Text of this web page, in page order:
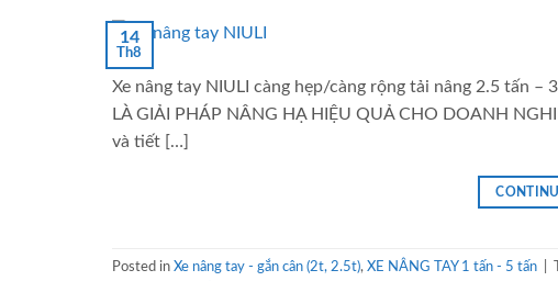
14
Th8
Xe nâng tay NIULI càng hẹp/càng rộng tải nâng 2.5 tấn –
LÀ GIẢI PHÁP NÂNG HẠ HIỆU QUẢ CHO DOANH
và tiết […]
Posted in Xe nâng tay - gắn cân (2t, 2.5t), XE NÂNG TAY 1 tấn - 5 tấn